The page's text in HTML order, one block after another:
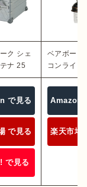
ク シェ
ナ 25
ベアボーン
コンライト
で見る
で見る
で見る
Amazon
楽天市場